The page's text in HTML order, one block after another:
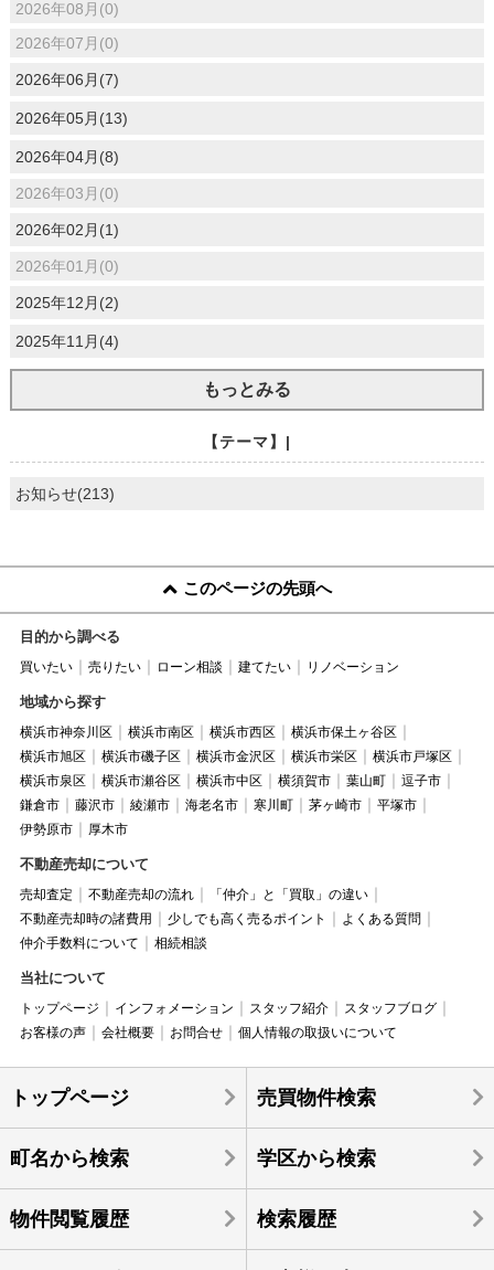
2026年08月(0)
2026年07月(0)
2026年06月(7)
2026年05月(13)
2026年04月(8)
2026年03月(0)
2026年02月(1)
2026年01月(0)
2025年12月(2)
2025年11月(4)
もっとみる
【テーマ】|
お知らせ(213)
このページの先頭へ
目的から調べる
買いたい 売りたい ローン相談 建てたい リノベーション
地域から探す
横浜市神奈川区 横浜市南区 横浜市西区
横浜市保土ヶ谷区
横浜市旭区
横浜市磯子区 横浜市金沢区 横浜市栄区
横浜市戸塚区
横浜市泉区
横浜市瀬谷区 横浜市中区 横須賀市 葉山町
逗子市
鎌倉市
藤沢市 綾瀬市 海老名市 寒川町 茅ヶ崎市
平塚市
伊勢原市
厚木市
不動産売却について
売却査定 不動産売却の流れ
「仲介」と「買取」の違い
不動産売却時の諸費用
少しでも高く売るポイント
よくある質問
仲介手数料について
相続相談
当社について
トップページ インフォメーション スタッフ紹介
スタッフブログ
お客様の声
会社概要 お問合せ 個人情報の取扱いについて
トップページ 売買物件検索
町名から検索 学区から検索
物件閲覧履歴 検索履歴